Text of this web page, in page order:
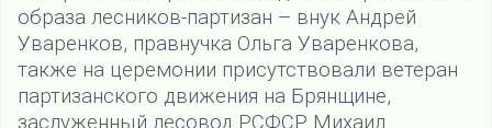
образа лесников-партизан – внук Андрей
Уваренков, правнучка Ольга Уваренкова,
также на церемонии присутствовали ветеран
партизанского движения на Брянщине,
заслуженный лесовод РСФСР Михаил